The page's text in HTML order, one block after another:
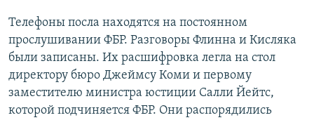
Телефоны посла находятся на постоянном
прослушивании ФБР. Разговоры Флинна и Кисляка
были записаны. Их расшифровка легла на стол
директору бюро Джеймсу Коми и первому
заместителю министра юстиции Салли Йейтс,
которой подчиняется ФБР. Они распорядились